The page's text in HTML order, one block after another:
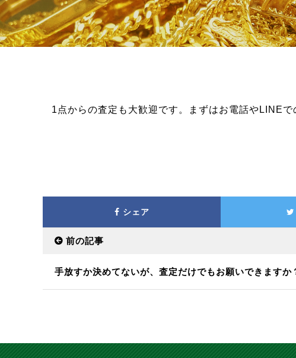
1点からの査定も大歓迎です。まずはお電話やLINE
シェア
前の記事
手放すか決めてないが、査定だけでもお願いできますか